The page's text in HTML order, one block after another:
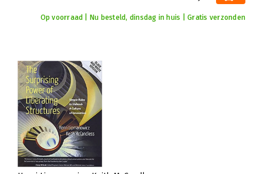
Op voorraad | Nu besteld, dinsdag in huis | Gratis verzonden